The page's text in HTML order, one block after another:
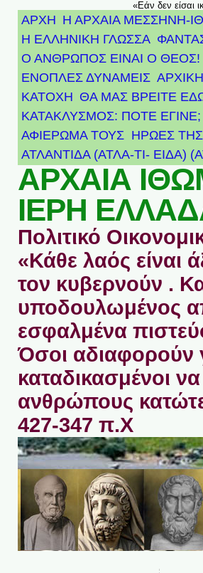
«Εάν δεν είσαι
ΑΡΧΗ Η ΑΡΧΑΙΑ ΜΕΣΣΗΝΗ-
Η ΕΛΛΗΝΙΚΗ ΓΛΩΣΣΑ
Ο ΑΝΘΡΩΠΟΣ ΕΙΝΑΙ Ο ΘΕΟΣ!
ΕΝΟΠΛΕΣ ΔΥΝΑΜΕΙΣ ΑΡΧΙΚΉ
ΚΑΤΟΧΗ ΘΑ ΜΑΣ ΒΡΕΙΤΕ
ΚΑΤΑΚΛΥΣΜΟΣ: ΠΟΤΕ
ΑΦΙΈΡΩΜΑ ΤΟΥΣ ΉΡΩΕΣ
ΑΤΛΑΝΤΊΔΑ (ΑΤΛΑ-ΤΙ- ΕΙΔΑ)
ΑΡΧΑΙΑ
ΙΕΡΗ
Πολιτικό
«Κάθε λαός
τον κυβερνούν .
υποδουλωμένος
εσφαλμένα
Όσοι αδιαφορούν
καταδικασμένοι
ανθρώπους
427-347 π.Χ